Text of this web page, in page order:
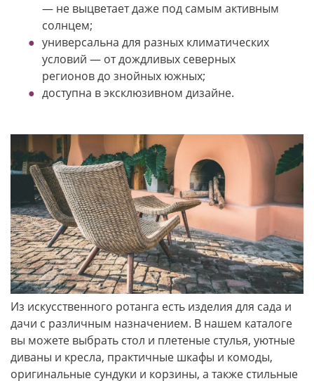
— не выцветает даже под самым активным
солнцем;
универсальна для разных климатических
условий — от дождливых северных
регионов до знойных южных;
доступна в эксклюзивном дизайне.
Из искусственного ротанга есть изделия для сада и
дачи с различным назначением. В нашем каталоге
вы можете выбрать стол и плетеные стулья, уютные
диваны и кресла, практичные шкафы и комоды,
оригинальные сундуки и корзины, а также стильные